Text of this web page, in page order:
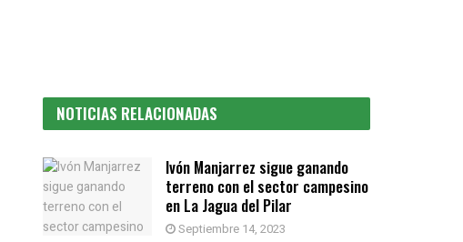
NOTICIAS RELACIONADAS
Ivón Manjarrez sigue ganando
terreno con el sector campesino
en La Jagua del Pilar
Septiembre 14, 2023